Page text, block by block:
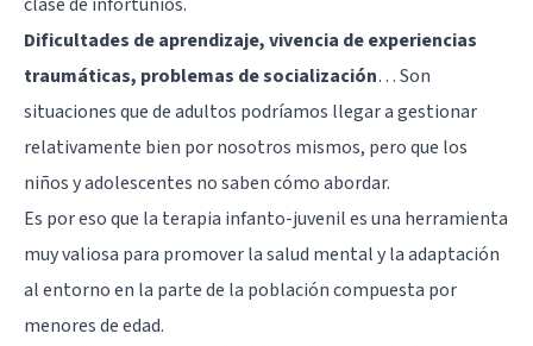
Dificultades de aprendizaje, vivencia de experiencias
traumáticas, problemas de socialización… Son
situaciones que de adultos podríamos llegar a gestionar
relativamente bien por nosotros mismos, pero que los
niños y adolescentes no saben cómo abordar.
Es por eso que la terapia infanto-juvenil es una herramienta
muy valiosa para promover la salud mental y la adaptación
al entorno en la parte de la población compuesta por
menores de edad.